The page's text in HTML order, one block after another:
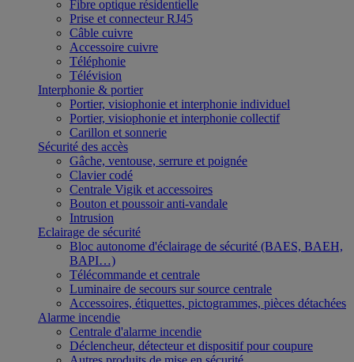
Fibre optique résidentielle
Prise et connecteur RJ45
Câble cuivre
Accessoire cuivre
Téléphonie
Télévision
Interphonie & portier
Portier, visiophonie et interphonie individuel
Portier, visiophonie et interphonie collectif
Carillon et sonnerie
Sécurité des accès
Gâche, ventouse, serrure et poignée
Clavier codé
Centrale Vigik et accessoires
Bouton et poussoir anti-vandale
Intrusion
Eclairage de sécurité
Bloc autonome d'éclairage de sécurité (BAES, BAEH,
BAPI…)
Télécommande et centrale
Luminaire de secours sur source centrale
Accessoires, étiquettes, pictogrammes, pièces détachées
Alarme incendie
Centrale d'alarme incendie
Déclencheur, détecteur et dispositif pour coupure